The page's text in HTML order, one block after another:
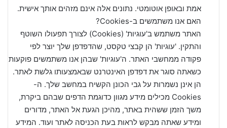
אמת ובאופן אוטומטי. נתונים אלה אינם מזהים אותך אישית.
האם אנו משתמשים ב-Cookies?
האתר משתמש ב'עוגיות' (Cookies) לצורך תפעולו השוטף
והתקין. 'עוגיות' הן קבצי טקסט, שהדפדפן שלך יוצר לפי
פקודה ממחשבי האתר. ה'עוגיות' שבהן אנו משתמשים פוקעות
כשאתה סוגר את דפדפן האינטרנט שבאמצעותו גלשת לאתר.
הן אינן נשמרות על גבי הכונן הקשיח במחשב שלך. ה-
Cookies מכילים מידע מגוון כדוגמת הדפים שבהם ביקרת,
משך הזמן ששהית באתר, מהיכן הגעת אל האתר, מדורים
ומידע שאתה מבקש לראות בעת הכניסה לאתר ועוד. המידע